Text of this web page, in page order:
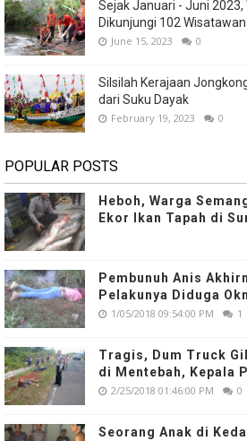
Sejak Januari - Juni
Dikunjungi 102
June 15, 2023 0
Silsilah Kerajaan
dari Suku Dayak
February 19, 2023 0
POPULAR POSTS
Heboh, Warga
Ekor Ikan Tapah di
Pembunuh Anis
Pelakunya Diduga
1/05/2018 09:54:00 PM 1
Tragis, Dum Truck
di Mentebah, Kepala
2/25/2018 01:46:00 PM 0
Seorang Anak di